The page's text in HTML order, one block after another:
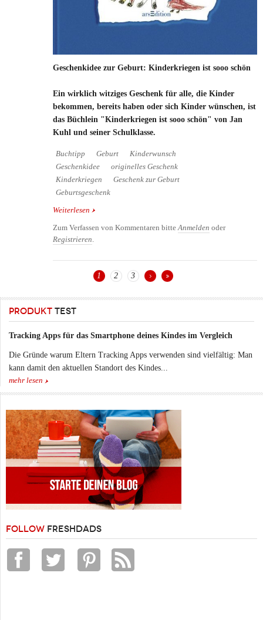
Geschenkidee zur Geburt: Kinderkriegen ist sooo schön
Ein wirklich witziges Geschenk für alle, die Kinder
bekommen, bereits haben oder sich Kinder wünschen, ist
das Büchlein "Kinderkriegen ist sooo schön" von Jan
Kuhl und seiner Schulklasse.
Buchtipp Geburt
Kinderwunsch
Geschenkidee
originelles Geschenk
Kinderkriegen
Geschenk zur Geburt
Geburtsgeschenk
Weiterlesen über Geschenkidee zur Geburt: Kinderkriegen ist
Zum Verfassen von Kommentaren bitteAnmelden oder
Registrieren.
1 2 3
PRODUKT TEST
Tracking Apps für das Smartphone deines Kindes im Vergleich
Die Gründe warum Eltern Tracking Apps verwenden sind vielfältig: Man
kann damit den aktuellen Standort des Kindes...
mehr lesen
FOLLOW FRESHDADS